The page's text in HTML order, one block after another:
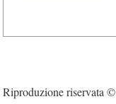
Riproduzione riservata ©